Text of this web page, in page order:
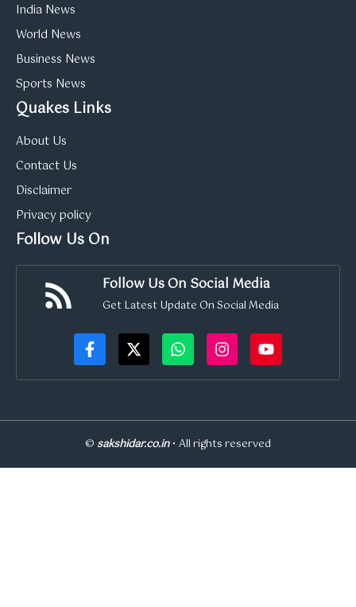
India News
World News
Business News
Sports News
Quakes Links
About Us
Contact Us
Disclaimer
Privacy policy
Follow Us On
Follow Us On Social Media
Get Latest Update On Social Media
© sakshidar.co.in• All rights reserved